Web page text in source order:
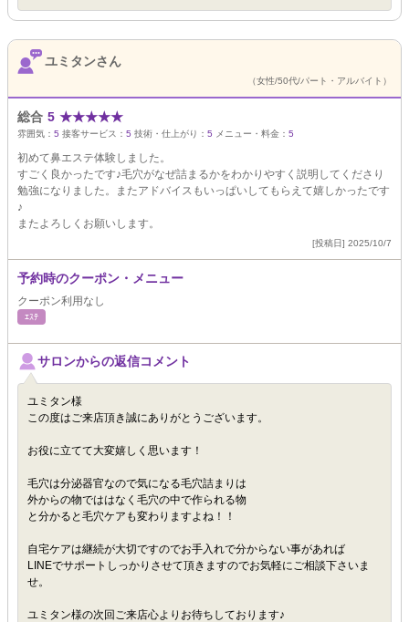
ユミタンさん
（女性/50代/パート・アルバイト）
総合 5 ★★★★★
雰囲気： 5 接客サービス： 5 技術・仕上がり： 5 メニュー・料金： 5
初めて鼻エステ体験しました。
すごく良かったです♪毛穴がなぜ詰まるかをわかりやすく説明してくださり
勉強になりました。またアドバイスもいっぱいしてもらえて嬉しかったです
♪
またよろしくお願いします。
[投稿日] 2025/10/7
予約時のクーポン・メニュー
クーポン利用なし
ｴｽﾃ
サロンからの返信コメント
ユミタン様
この度はご来店頂き誠にありがとうございます。
お役に立てて大変嬉しく思います！
毛穴は分泌器官なので気になる毛穴詰まりは
外からの物でははなく毛穴の中で作られる物
と分かると毛穴ケアも変わりますよね！！
自宅ケアは継続が大切ですのでお手入れで分からない事があれば
LINEでサポートしっかりさせて頂きますのでお気軽にご相談下さいま
せ。
ユミタン様の次回ご来店心よりお待ちしております♪